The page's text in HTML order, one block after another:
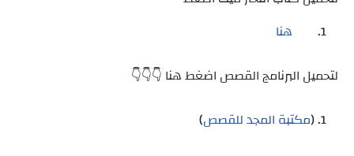
هنا
لتحميل البرنامج القصص اضغط هنا 👇👇👇
(مكتبة المجد للقصص)